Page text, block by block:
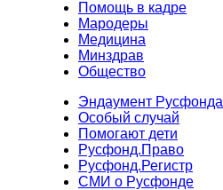
Помощь в кадре
Мародеры
Медицина
Минздрав
Общество
Эндаумент Русфонда
Особый случай
Помогают дети
Русфонд.Право
Русфонд.Регистр
СМИ о Русфонде